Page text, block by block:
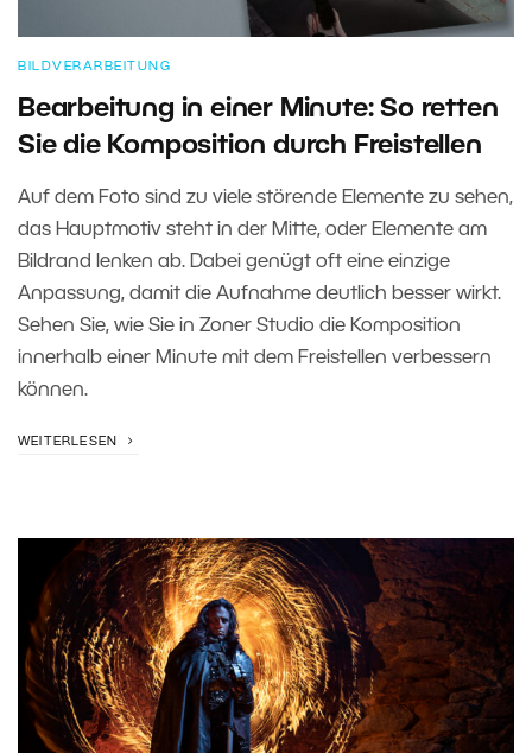
BILDVERARBEITUNG
Bearbeitung in einer Minute: So retten
Sie die Komposition durch Freistellen
Auf dem Foto sind zu viele störende Elemente zu sehen,
das Hauptmotiv steht in der Mitte, oder Elemente am
Bildrand lenken ab. Dabei genügt oft eine einzige
Anpassung, damit die Aufnahme deutlich besser wirkt.
Sehen Sie, wie Sie in Zoner Studio die Komposition
innerhalb einer Minute mit dem Freistellen verbessern
können.
WEITERLESEN